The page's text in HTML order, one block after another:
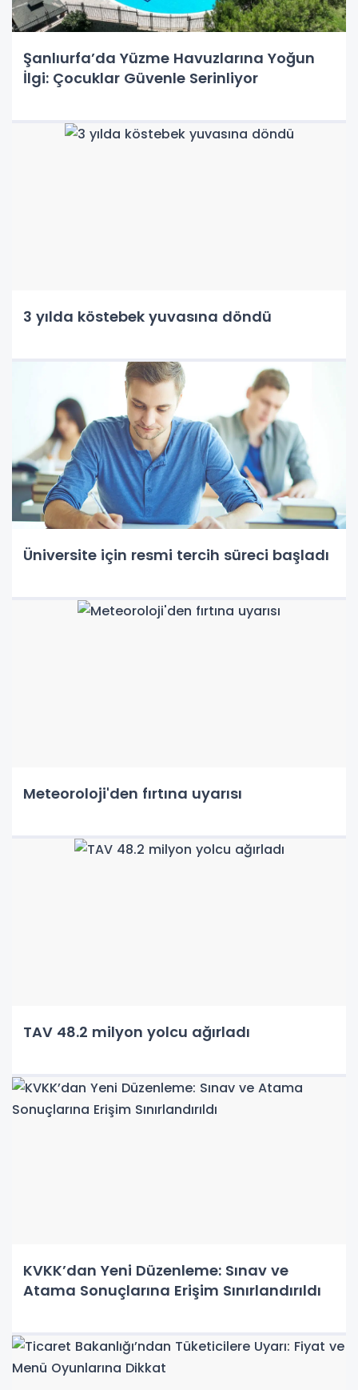
Şanlıurfa’da Yüzme Havuzlarına Yoğun
İlgi: Çocuklar Güvenle Serinliyor
3 yılda köstebek yuvasına döndü
Üniversite için resmi tercih süreci başladı
Meteoroloji'den fırtına uyarısı
TAV 48.2 milyon yolcu ağırladı
KVKK’dan Yeni Düzenleme: Sınav ve
Atama Sonuçlarına Erişim Sınırlandırıldı